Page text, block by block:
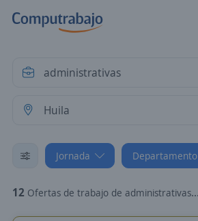
Jornada Departamento
12 Ofertas de trabajo de administrativas en Huila: Por Horas